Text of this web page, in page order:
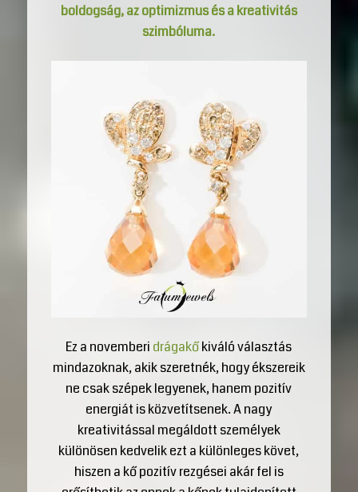
boldogság, az optimizmus és a kreativitás
szimbóluma.
Ez a novemberi drágakőkiváló választás
mindazoknak, akik szeretnék, hogy ékszereik
ne csak szépek legyenek, hanem pozitív
energiát is közvetítsenek. A nagy
kreativitással megáldott személyek
különösen kedvelik ezt a különleges követ,
hiszen a kő pozitív rezgései akár fel is